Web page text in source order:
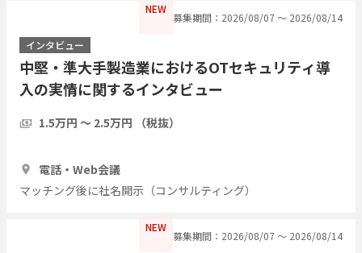
NEW
募集期間：2026/08/07 〜 2026/08/14
インタビュー
中堅・準大手製造業におけるOTセキュリティ導
入の実情に関するインタビュー
1.5万円 〜 2.5万円 （税抜）
電話・Web会議
マッチング後に社名開示（コンサルティング）
NEW
募集期間：2026/08/07 〜 2026/08/14